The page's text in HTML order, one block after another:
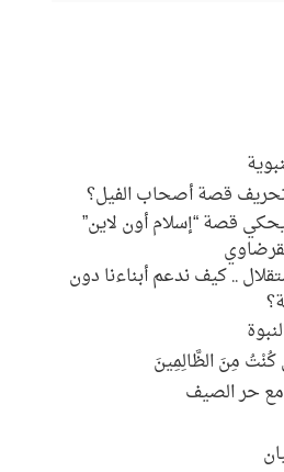
تحريف قصة أصحاب الفيل؟
قصة “إسلام أون لاين”
.. كيف ندعم أبناءنا دون
كُنْتُ مِنَ الظَّالِمِينَ
مع حر الصيف